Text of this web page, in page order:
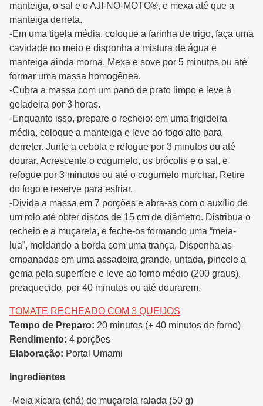
manteiga, o sal e o AJI-NO-MOTO®, e mexa até que a
manteiga derreta.
-Em uma tigela média, coloque a farinha de trigo, faça uma
cavidade no meio e disponha a mistura de água e
manteiga ainda morna. Mexa e sove por 5 minutos ou até
formar uma massa homogênea.
-Cubra a massa com um pano de prato limpo e leve à
geladeira por 3 horas.
-Enquanto isso, prepare o recheio: em uma frigideira
média, coloque a manteiga e leve ao fogo alto para
derreter. Junte a cebola e refogue por 3 minutos ou até
dourar. Acrescente o cogumelo, os brócolis e o sal, e
refogue por 3 minutos ou até o cogumelo murchar. Retire
do fogo e reserve para esfriar.
-Divida a massa em 7 porções e abra-as com o auxílio de
um rolo até obter discos de 15 cm de diâmetro. Distribua o
recheio e a muçarela, e feche-os formando uma “meia-
lua”, moldando a borda com uma trança. Disponha as
empanadas em uma assadeira grande, untada, pincele a
gema pela superfície e leve ao forno médio (200 graus),
preaquecido, por 40 minutos ou até dourarem.
TOMATE RECHEADO COM 3 QUEIJOS
Tempo de Preparo: 20 minutos (+ 40 minutos de forno)
Rendimento: 4 porções
Elaboração: Portal Umami
Ingredientes
-Meia xícara (chá) de muçarela ralada (50 g)